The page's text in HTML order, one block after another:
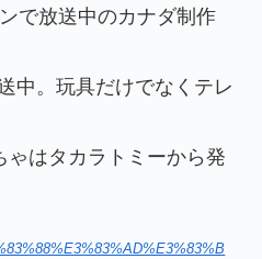
で放送中のカナダ制作
中。玩具だけでなくテレ
ゃはタカラトミーから発